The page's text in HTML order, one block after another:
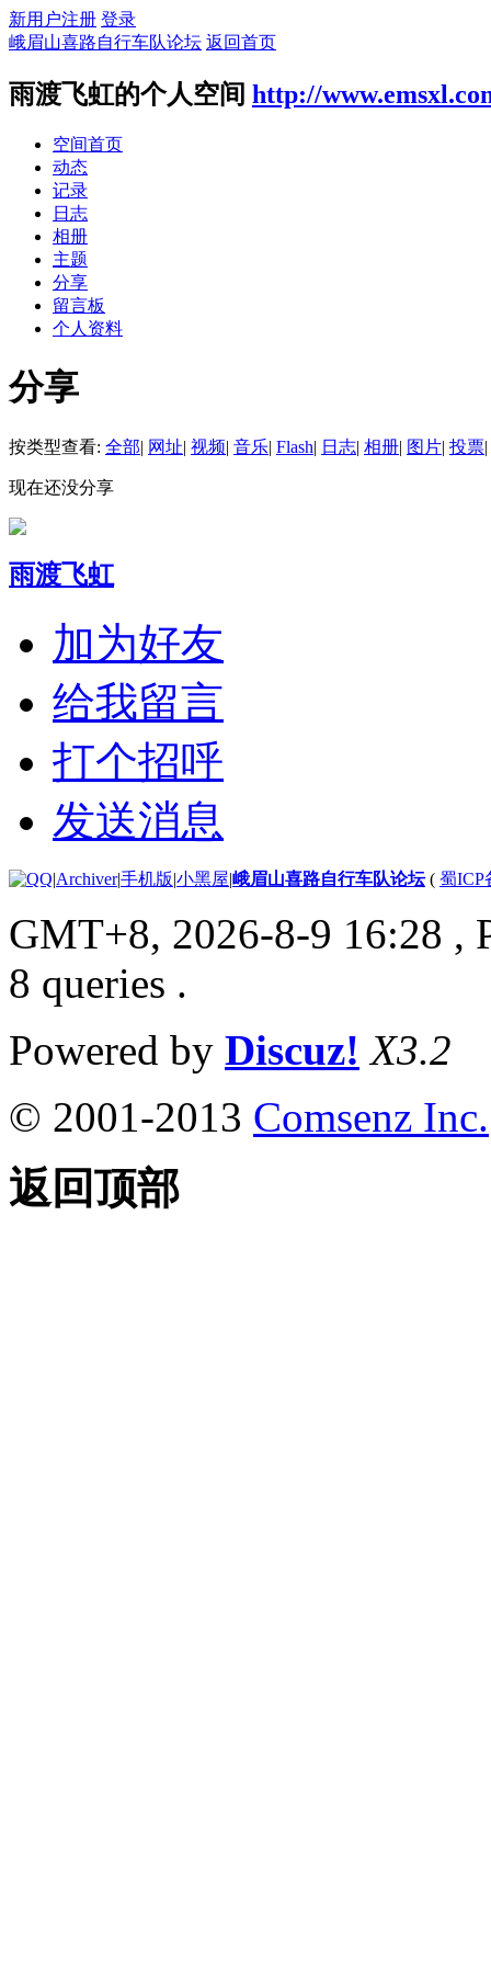
新用户注册 登录
峨眉山喜路自行车队论坛 返回首页
雨渡飞虹的个人空间 http://
空间首页
动态
记录
日志
相册
主题
分享
留言板
个人资料
分享
按类型查看: 全部| 网址| 视频| 音乐| Flash| 日志| 相册| 图片| 投票|
现在还没分享
雨渡飞虹
加为好友
给我留言
打个招呼
发送消息
|Archiver|手机版|小黑屋|峨眉山喜路自行车队论坛( 蜀ICP
GMT+8, 2026-8-9 16:28 ,
8 queries .
Powered by Discuz! X3.2
© 2001-2013 Comsenz Inc.
返回顶部